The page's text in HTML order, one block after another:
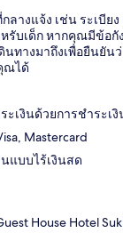
างแจ้ง เช่น ระเบียง
รับเด็ก หากคุณมีข้อกั
นทางมาถึงเพื่อยืนยัน
ณได้
เงินด้วยการชำระเ
Mastercard
แบบไร้เงินสด
House Hotel